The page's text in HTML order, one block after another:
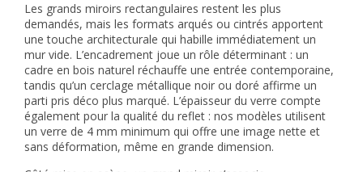
Les grands miroirs rectangulaires restent les plus
demandés, mais les formats arqués ou cintrés apportent
une touche architecturale qui habille immédiatement un
mur vide. L’encadrement joue un rôle déterminant : un
cadre en bois naturel réchauffe une entrée contemporaine,
tandis qu’un cerclage métallique noir ou doré affirme un
parti pris déco plus marqué. L’épaisseur du verre compte
également pour la qualité du reflet : nos modèles utilisent
un verre de 4 mm minimum qui offre une image nette et
sans déformation, même en grande dimension.